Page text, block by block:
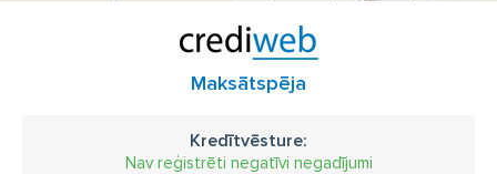
Maksātspēja
Kredītvēsture:
Nav reģistrēti negatīvi negadījumi